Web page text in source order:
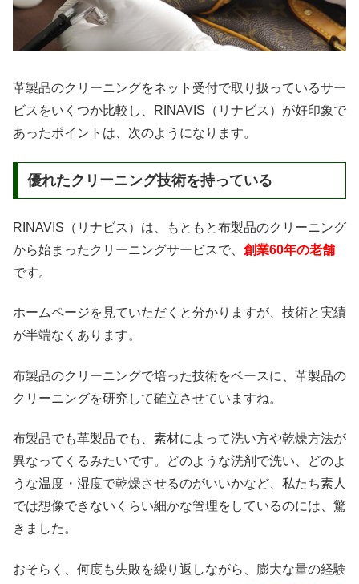
革製品のクリーニングをネット受付で取り扱っているサー
ビスをいくつか比較し、RINAVIS（リナビス）が好印象で
あったポイントは、次のようになります。
優れたクリーニング技術を持っている
RINAVIS（リナビス）は、もともと布製品のクリーニング
から始まったクリーニングサービスで、 創業60年の老舗
です。
ホームページを見ていただくと分かりますが、技術と実績
が半端なくあります。
布製品のクリーニングで培った技術をベースに、革製品の
クリーニングを研究して確立させていますね。
布製品でも革製品でも、素材によって洗い方や乾燥方法が
異なってくるみたいです。どのような洗剤で洗い、どのよ
うな温度・湿度で乾燥させるのがいいかなど、私たち素人
では想像できないくらい細かな管理をしているのには、驚
きました。
おそらく、何度も失敗を繰り返しながら、膨大な量の経験